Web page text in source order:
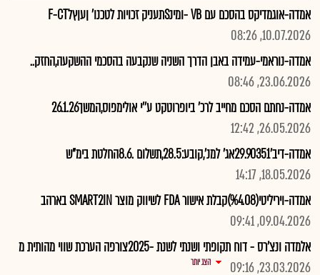
אמדה-אוגמדיקס בהסכם עם VB -ומינSתעניק זכויות לטכנו' ןעןץלF-CT
10.07.2026, 08:26
אמדה-נוראמי-עמידה באבן הדרך השניה שנקבעה בהסכמי ההשקעה,החזק..
23.06.2026, 08:46
אמדה-נחתם הסכם מחייב לרכ' ביופרוטקט ע''י אולימפוס,המשך26.1.26
26.05.2026, 12:42
אמדה-דיב'29.90351אג' למנ',קובע:28.5,תשלום .8.6החלטת בימ"ש
18.05.2026, 14:17
אמדה-ויריליטי(%4.08)קבלת אישור FDA לשיווק מוצר SMART2IN בארהב
09.04.2026, 09:41
אלמדה ונצ'רס - דוח תקופתי ושנתי לשנת -2025צורפה הערכת שווי מהותית מ
23.03.2026, 09:16
הצג יותר